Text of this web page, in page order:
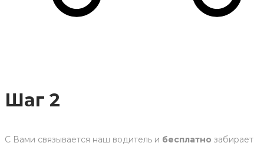
Шаг 2
С Вами связывается наш водитель и бесплатно забирает